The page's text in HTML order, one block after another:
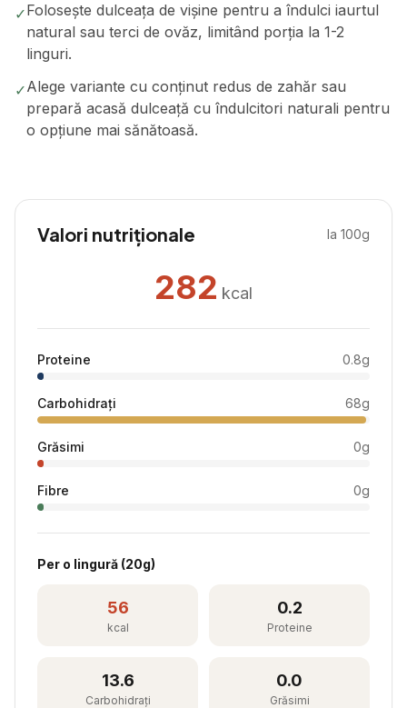
✓Folosește dulceața de vișine pentru a îndulci iaurtul
natural sau terci de ovăz, limitând porția la 1-2
linguri.
✓Alege variante cu conținut redus de zahăr sau
prepară acasă dulceață cu îndulcitori naturali pentru
o opțiune mai sănătoasă.
Valori nutriționale la 100g
282 kcal
Proteine 0.8g
Carbohidrați 68g
Grăsimi 0g
Fibre 0g
Per o lingură (20g)
56
kcal
0.2
Proteine
13.6
Carbohidrați
0.0
Grăsimi